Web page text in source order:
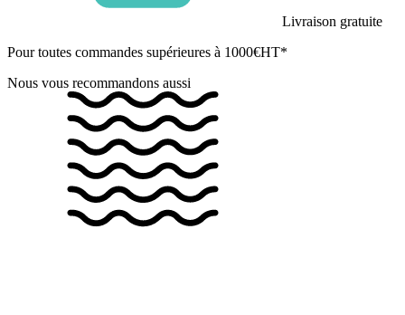
Livraison gratuite
Pour toutes commandes supérieures à 1000€HT*
Nous vous recommandons aussi